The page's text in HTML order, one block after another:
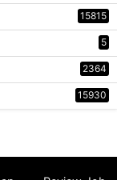
15815
5
2364
15930